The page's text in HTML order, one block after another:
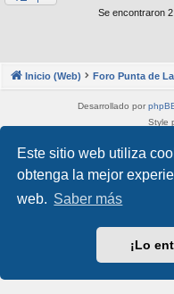
Este sitio web utiliza
obtenga la mejor
web. Saber más
¡Lo
Se encontraron
Inicio (Web) Foro Punta de
Desarrollado por
Style